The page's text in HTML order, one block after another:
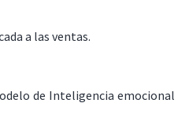
a las ventas.
de Inteligencia emocional